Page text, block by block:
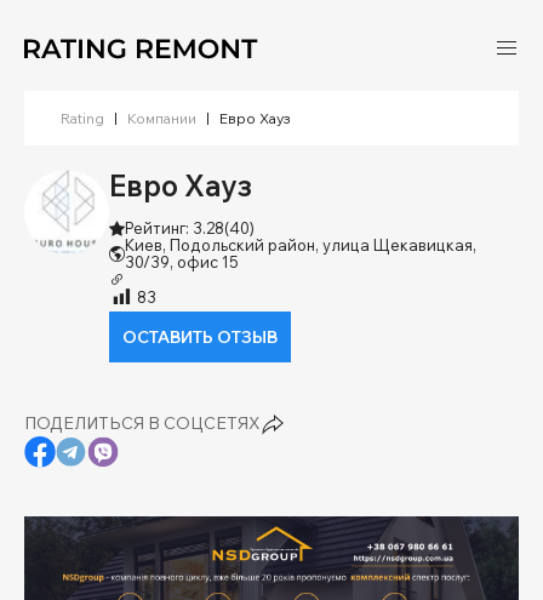
Rating | Компании | Евро Хауз
Евро Хауз
Рейтинг: 3.28(40)
Киев, Подольский район, улица Щекавицкая,
30/39, офис 15
83
ОСТАВИТЬ ОТЗЫВ
ПОДЕЛИТЬСЯ В СОЦСЕТЯХ